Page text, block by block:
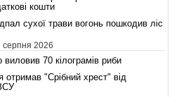
кошти
сухої трави вогонь пошкодив ліс
серпня 2026
70 кілограмів риби
отримав "Срібний хрест" від